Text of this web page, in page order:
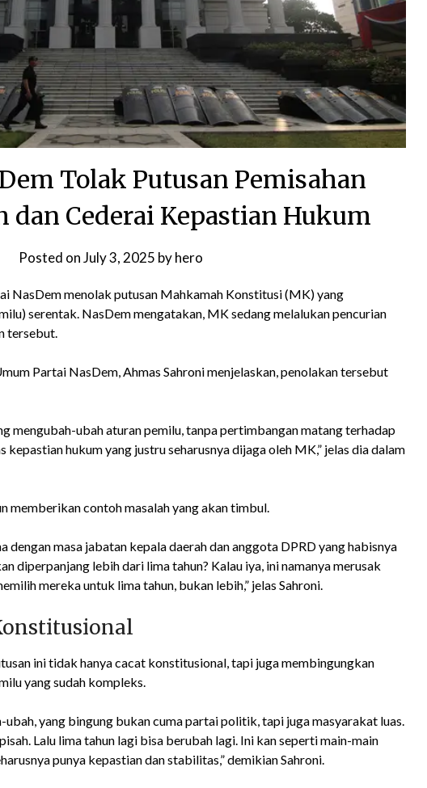
Tolak Putusan Pemisahan
dan Cederai Kepastian Hukum
Posted onJuly 3, 2025 byhero
NasDem menolak putusan Mahkamah Konstitusi (MK) yang
serentak. NasDem mengatakan, MK sedang melalukan pencurian
tersebut.
Partai NasDem, Ahmas Sahroni menjelaskan, penolakan tersebut
mengubah-ubah aturan pemilu, tanpa pertimbangan matang terhadap
kepastian hukum yang justru seharusnya dijaga oleh MK,” jelas dia dalam
memberikan contoh masalah yang akan timbul.
dengan masa jabatan kepala daerah dan anggota DPRD yang habisnya
diperpanjang lebih dari lima tahun? Kalau iya, ini namanya merusak
mereka untuk lima tahun, bukan lebih,” jelas Sahroni.
ini tidak hanya cacat konstitusional, tapi juga membingungkan
yang sudah kompleks.
ubah, yang bingung bukan cuma partai politik, tapi juga masyarakat luas.
Lalu lima tahun lagi bisa berubah lagi. Ini kan seperti main-main
punya kepastian dan stabilitas,” demikian Sahroni.